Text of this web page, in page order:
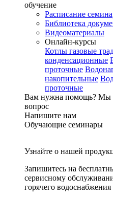
обучение
Расписание
Библиотека
Видеоматериалы
Онлайн-курсы
Котлы газовые
конденсационные
проточные
накопительные
проточные
Вам нужна помощь? Мы
вопрос
Напишите нам
Обучающие семинары
Узнайте о нашей
Запишитесь на
сервисному
горячего водоснабжения